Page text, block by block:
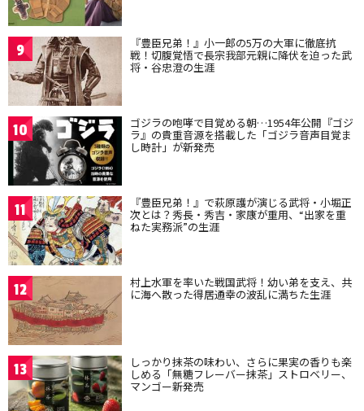
9 『豊臣兄弟！』小一郎の5万の大軍に徹底抗
戦！切腹覚悟で長宗我部元親に降伏を迫った武
将・谷忠澄の生涯
10 ゴジラの咆哮で目覚める朝…1954年公開『ゴジ
ラ』の貴重音源を搭載した「ゴジラ音声目覚ま
し時計」が新発売
11 『豊臣兄弟！』で萩原護が演じる武将・小堀正
次とは？秀長・秀吉・家康が重用、“出家を重
ねた実務派”の生涯
12 村上水軍を率いた戦国武将！幼い弟を支え、共
に海へ散った得居通幸の波乱に満ちた生涯
13 しっかり抹茶の味わい、さらに果実の香りも楽
しめる「無糖フレーバー抹茶」ストロベリー、
マンゴー新発売